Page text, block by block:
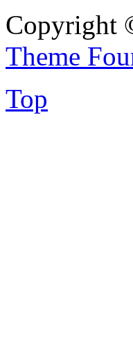
Copyright
Theme
Top